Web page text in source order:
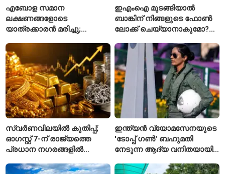
എബോള സമാന
ലക്ഷണങ്ങളോടെ
യാത്രക്കാരൻ മരിച്ചു;
യാത്രക്കാരെ
നിരീക്ഷണത്തിൽ
ഇഎംഐ മുടങ്ങിയാൽ
ബാങ്കിന് നിങ്ങളുടെ ഫോൺ
ലോക്ക് ചെയ്യാനാകുമോ?
ചട്ടങ്ങൾ ഇങ്ങനെ
സ്വർണവിലയിൽ കുതിപ്പ്;
ഓഗസ്റ്റ് 7-ന് രാജ്യത്തെ
പ്രധാന നഗരങ്ങളിൽ
ഇന്ത്യൻ വ്യോമസേനയുടെ
'ടോപ്പ് ഗൺ' ബഹുമതി
നേടുന്ന ആദ്യ വനിതയായി